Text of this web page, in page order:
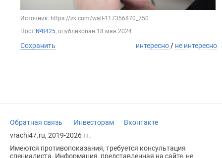
Источник: https://vk.com/wall-117356870_750
Пост №8425, опубликован 18 мая 2024
Сохранить интересно / не интересно
Обратная связь Инвесторам
Вконтакте
vrachi47.ru, 2019-2026 гг.
Имеются противопоказания, требуется консультация
специалиста. Информация, представленная на сайте, не